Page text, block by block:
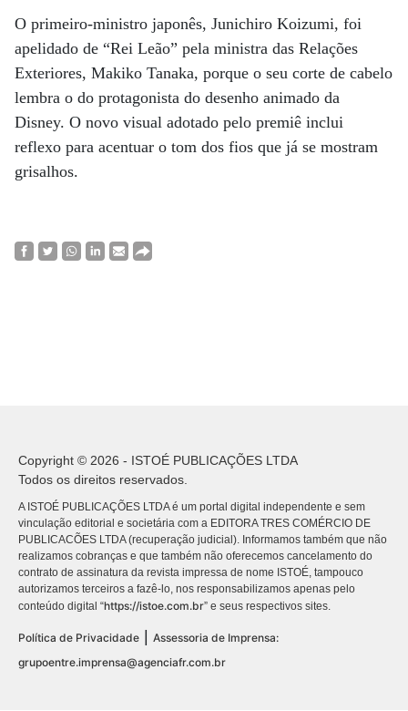
O primeiro-ministro japonês, Junichiro Koizumi, foi
apelidado de “Rei Leão” pela ministra das Relações
Exteriores, Makiko Tanaka, porque o seu corte de cabelo
lembra o do protagonista do desenho animado da
Disney. O novo visual adotado pelo premiê inclui
reflexo para acentuar o tom dos fios que já se mostram
grisalhos.
Copyright © 2026 - ISTOÉ PUBLICAÇÕES LTDA
Todos os direitos reservados.
A ISTOÉ PUBLICAÇÕES LTDA é um portal digital independente e sem
vinculação editorial e societária com a EDITORA TRES COMÉRCIO DE
PUBLICACÕES LTDA (recuperação judicial). Informamos também que não
realizamos cobranças e que também não oferecemos cancelamento do
contrato de assinatura da revista impressa de nome ISTOÉ, tampouco
autorizamos terceiros a fazê-lo, nos responsabilizamos apenas pelo
conteúdo digital “https://istoe.com.br” e seus respectivos sites.
Política de Privacidade
Assessoria de Imprensa:
grupoentre.imprensa@agenciafr.com.br